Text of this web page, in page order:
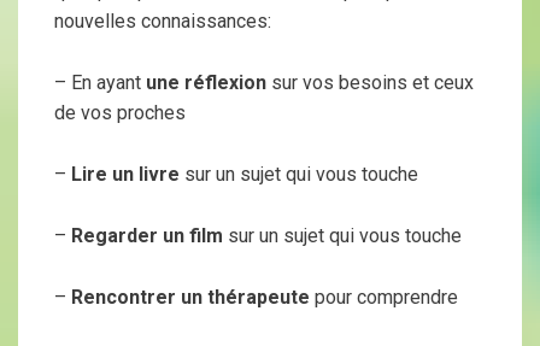
nouvelles connaissances:
– En ayant une réflexion sur vos besoins et ceux
de vos proches
– Lire un livre sur un sujet qui vous touche
– Regarder un film sur un sujet qui vous touche
– Rencontrer un thérapeute pour comprendre